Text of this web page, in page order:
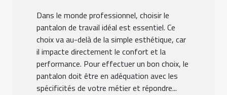
Dans le monde professionnel, choisir le
pantalon de travail idéal est essentiel. Ce
choix va au-delà de la simple esthétique, car
il impacte directement le confort et la
performance. Pour effectuer un bon choix, le
pantalon doit être en adéquation avec les
spécificités de votre métier et répondre...